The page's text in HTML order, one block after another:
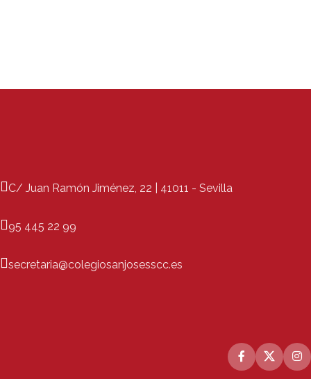
C/ Juan Ramón Jiménez, 22 | 41011 - Sevilla
95 445 22 99
secretaria@colegiosanjosesscc.es